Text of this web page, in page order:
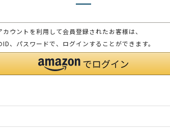
ウントを利用して会員登録されたお客様は、
、パスワードで、ログインすることができます。